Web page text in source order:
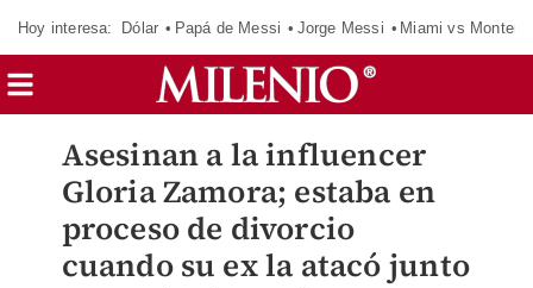
Hoy interesa: Dólar Papá de Messi Jorge Messi Miami vs
Asesinan a la influencer
Gloria Zamora; estaba en
proceso de divorcio
cuando su ex la atacó junto